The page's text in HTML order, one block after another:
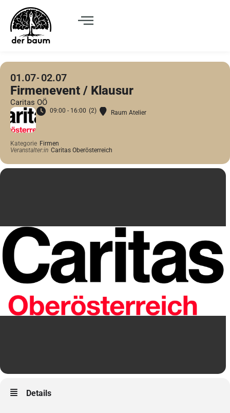
01.07 02.07
Firmenevent / Klausur
Caritas OÖ
09:00 - 16:00 (2) Raum Atelier
Kategorie Firmen
Veranstalter:in Caritas Oberösterreich
Details